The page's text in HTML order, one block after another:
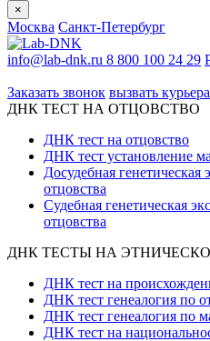
×
Москва Санкт-Петербург
info@lab-dnk.ru 8 800 100 24 29
Заказать звонок вызвать
ДНК ТЕСТ НА ОТЦОВСТВО
ДНК тест на отцовство
ДНК тест установление
Досудебная генетическая
отцовства
Судебная генетическая
отцовства
ДНК ТЕСТЫ НА
ДНК тест на
ДНК тест генеалогия по
ДНК тест генеалогия по
ДНК тест на